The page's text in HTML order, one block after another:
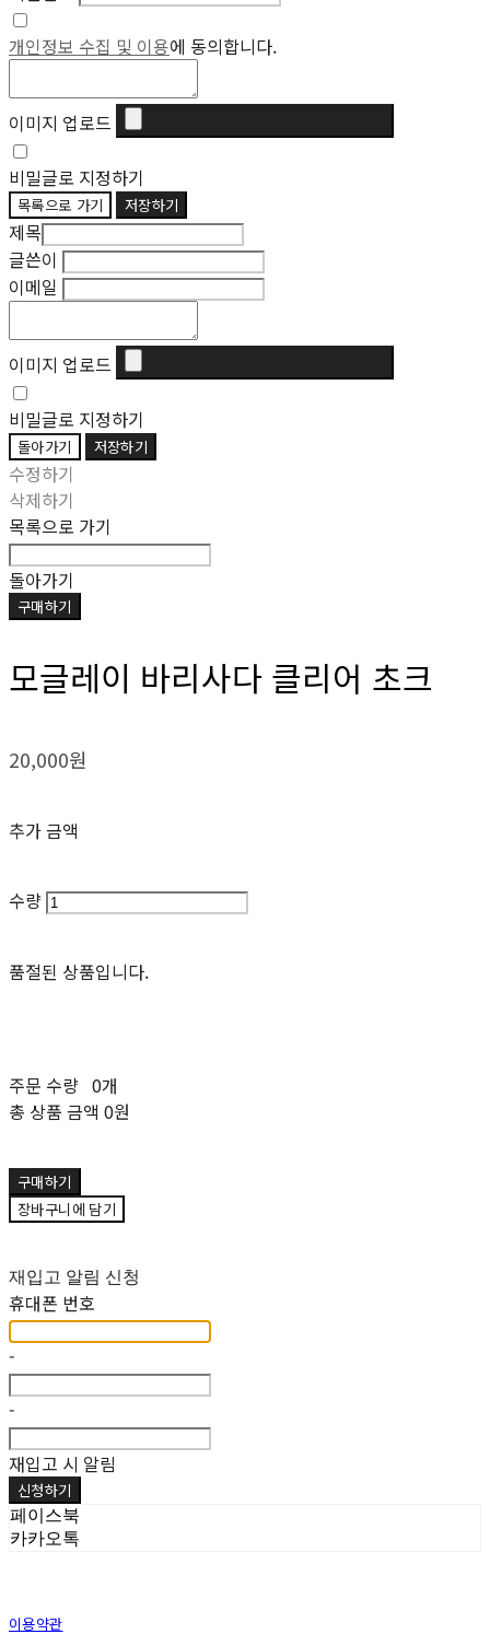
개인정보 수집 및 이용에 동의합니다.
이미지 업로드
비밀글로 지정하기
목록으로 가기 저장하기
제목
글쓴이
이메일
이미지 업로드
비밀글로 지정하기
돌아가기 저장하기
수정하기
삭제하기
목록으로 가기
돌아가기
구매하기
모글레이 바리사다 클리어 초크
20,000원
추가 금액
수량
품절된 상품입니다.
주문 수량 0개
총 상품 금액 0원
구매하기
장바구니에 담기
재입고 알림 신청
휴대폰 번호
-
-
재입고 시 알림
신청하기
페이스북
카카오톡
이용약관